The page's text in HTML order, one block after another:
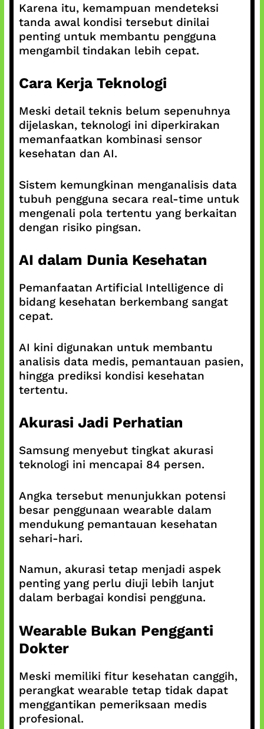
Karena itu, kemampuan mendeteksi
tanda awal kondisi tersebut dinilai
penting untuk membantu pengguna
mengambil tindakan lebih cepat.
Cara Kerja Teknologi
Meski detail teknis belum sepenuhnya
dijelaskan, teknologi ini diperkirakan
memanfaatkan kombinasi sensor
kesehatan dan AI.
Sistem kemungkinan menganalisis data
tubuh pengguna secara real-time untuk
mengenali pola tertentu yang berkaitan
dengan risiko pingsan.
AI dalam Dunia Kesehatan
Pemanfaatan Artificial Intelligence di
bidang kesehatan berkembang sangat
cepat.
AI kini digunakan untuk membantu
analisis data medis, pemantauan pasien,
hingga prediksi kondisi kesehatan
tertentu.
Akurasi Jadi Perhatian
Samsung menyebut tingkat akurasi
teknologi ini mencapai 84 persen.
Angka tersebut menunjukkan potensi
besar penggunaan wearable dalam
mendukung pemantauan kesehatan
sehari-hari.
Namun, akurasi tetap menjadi aspek
penting yang perlu diuji lebih lanjut
dalam berbagai kondisi pengguna.
Wearable Bukan Pengganti
Dokter
Meski memiliki fitur kesehatan canggih,
perangkat wearable tetap tidak dapat
menggantikan pemeriksaan medis
profesional.